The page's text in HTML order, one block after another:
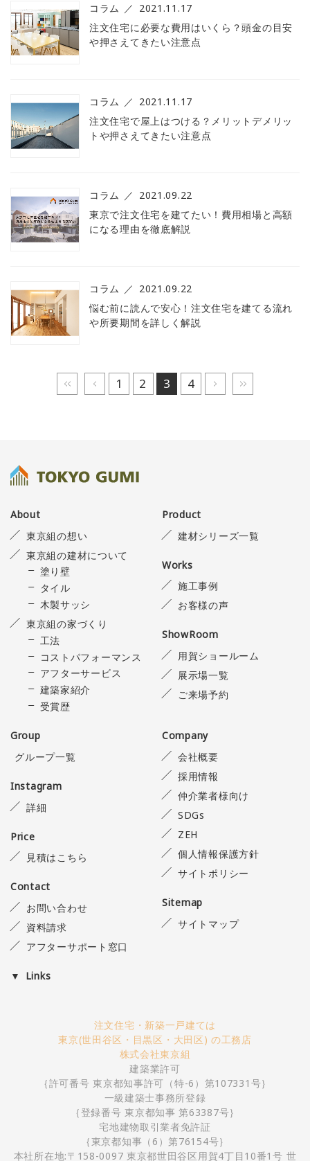
コラム
2021.11.17
注文住宅に必要な費用はいくら？頭金の目安
や押さえてきたい注意点
コラム
2021.11.17
注文住宅で屋上はつける？メリットデメリッ
トや押さえてきたい注意点
コラム
2021.09.22
東京で注文住宅を建てたい！費用相場と高額
になる理由を徹底解説
コラム
2021.09.22
悩む前に読んで安心！注文住宅を建てる流れ
や所要期間を詳しく解説
最初へ 前へ
1 2 3 4 次へ
About
東京組の想い
東京組の建材について
塗り壁
タイル
木製サッシ
東京組の家づくり
工法
コストパフォーマンス
アフターサービス
建築家紹介
受賞歴
Product
建材シリーズ一覧
Works
施工事例
お客様の声
ShowRoom
用賀ショールーム
展示場一覧
ご来場予約
Group
グループ一覧
Instagram
詳細
Price
見積はこちら
Contact
お問い合わせ
資料請求
アフターサポート窓口
Company
会社概要
採用情報
仲介業者様向け
SDGs
ZEH
個人情報保護方針
サイトポリシー
Sitemap
サイトマップ
Links
注文住宅・新築一戸建ては
東京(世田谷区・目黒区・大田区) の工務店
株式会社東京組
建築業許可
｛許可番号 東京都知事許可（特-6）第107331号｝
一級建築士事務所登録
｛登録番号 東京都知事 第63387号｝
宅地建物取引業者免許証
｛東京都知事（6）第76154号｝
本社所在地:〒158-0097 東京都世田谷区用賀4丁目10番1号 世